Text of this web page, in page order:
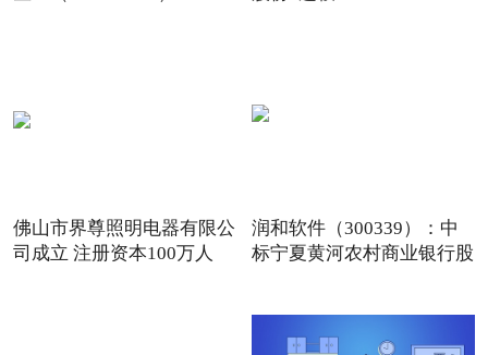
佛山市界尊照明电器有限公
司成立 注册资本100万人
润和软件（300339）：中
标宁夏黄河农村商业银行股